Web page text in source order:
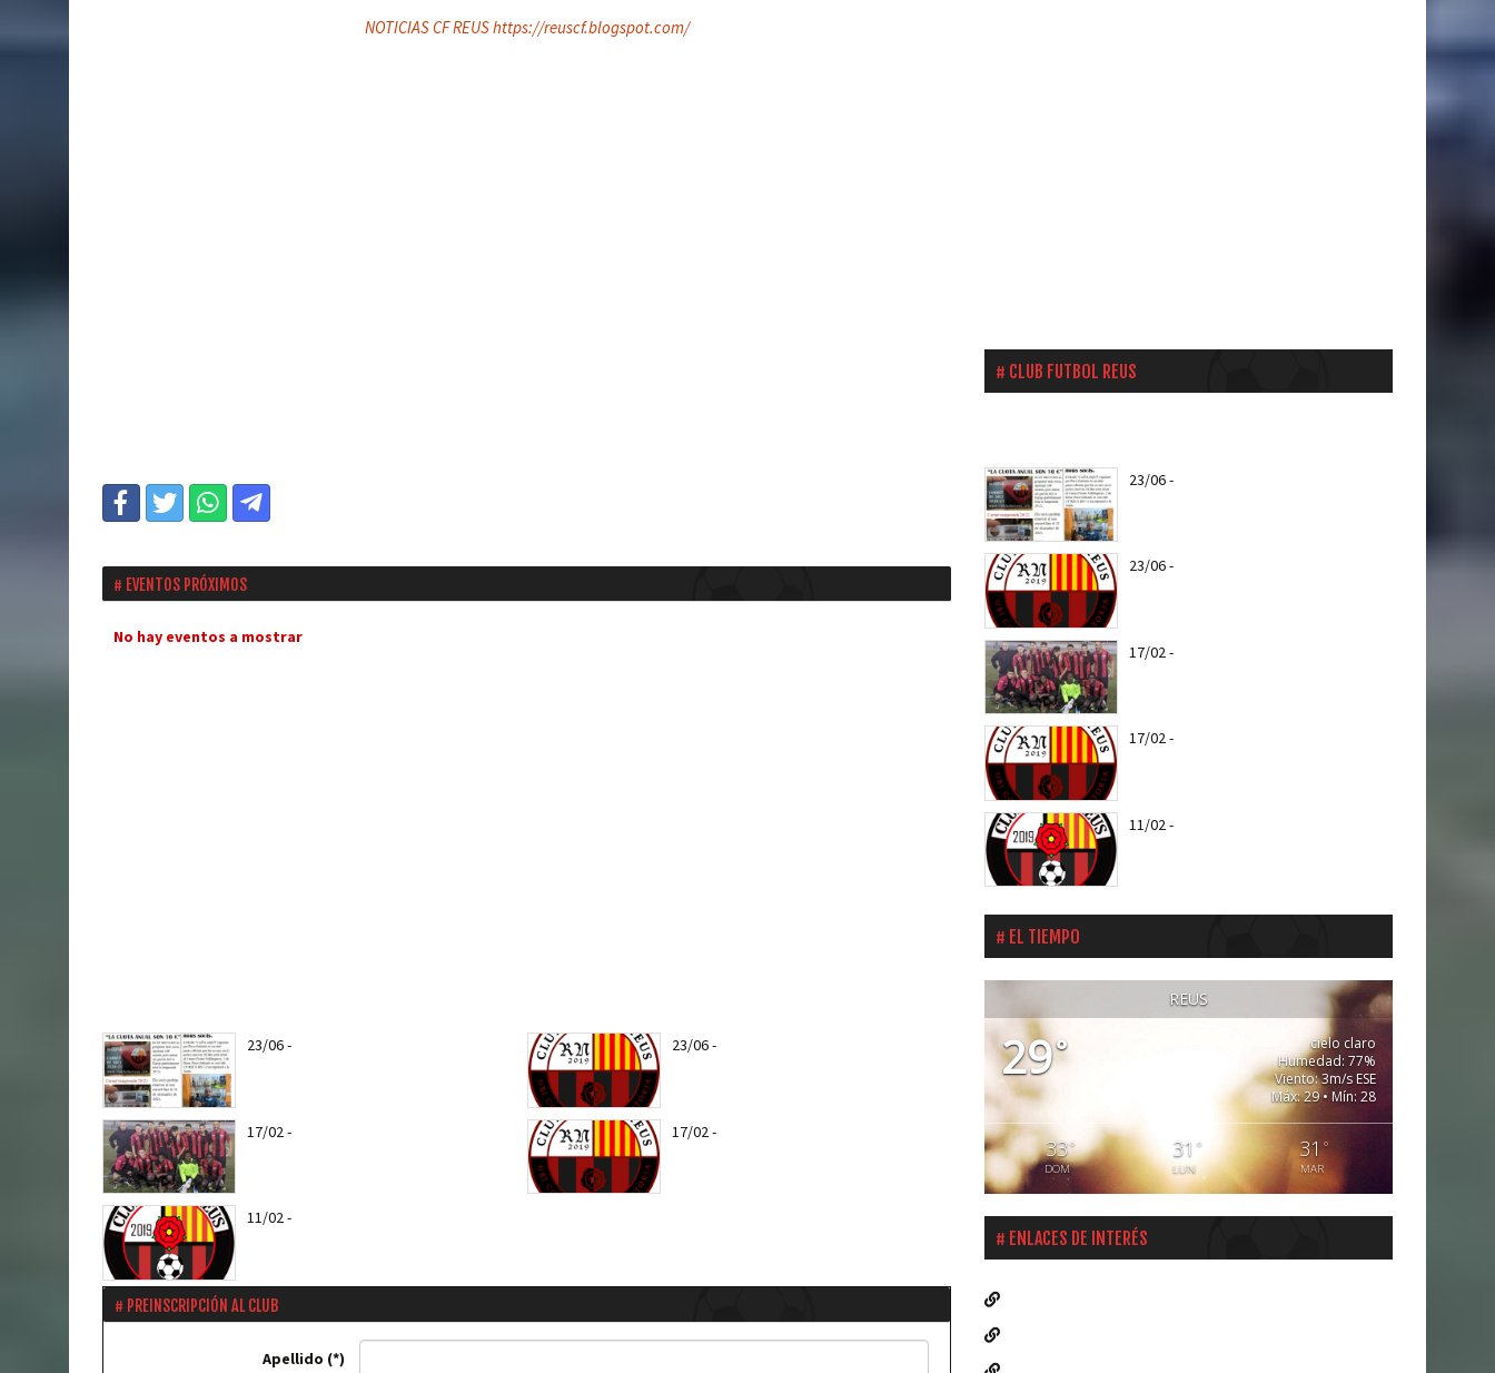
NOTICIAS CF REUS https://reuscf.blogspot.com/
EVENTOS PRÓXIMOS
No hay eventos a mostrar
23/06- 23/06-
17/02- 17/02-
11/02-
PREINSCRIPCIÓN AL CLUB
Apellido
CLUB FUTBOL REUS
23/06-
23/06-
17/02-
17/02-
11/02-
EL TIEMPO
REUS
29°
cielo claro
Humedad: 77%
Viento: 3m/s ESE
Máx: 29 • Mín: 28
33°
DOM
31 °
LUN
31°
MAR
ENLACES DE INTERÉS